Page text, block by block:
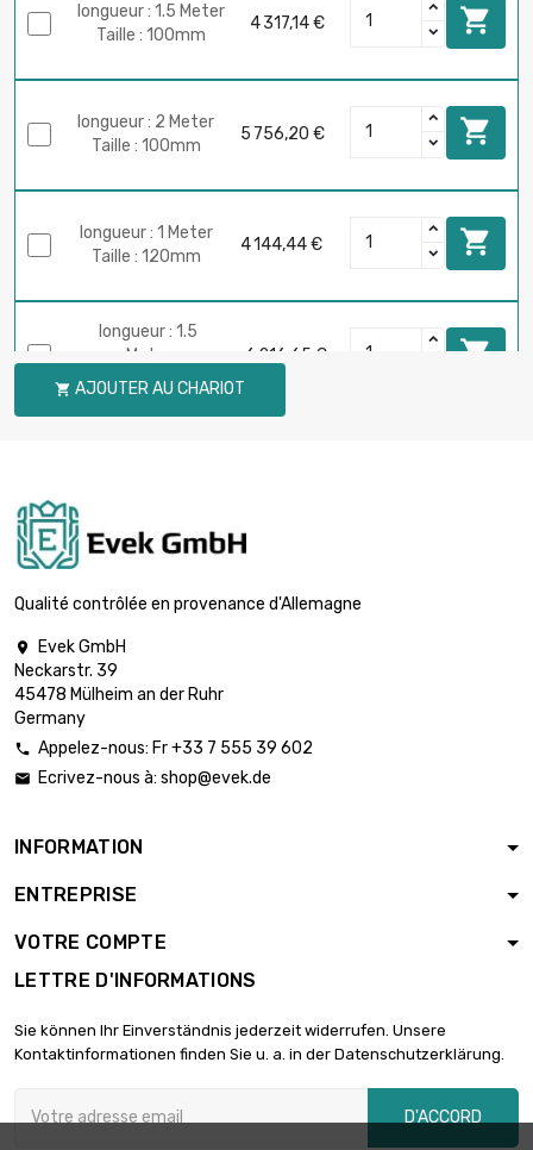
longueur : 1.5 Meter
Taille : 100mm
4 317,14 € 
longueur : 2 Meter
Taille : 100mm
5 756,20 € 
longueur : 1 Meter
Taille : 120mm
4 144,44 € 
longueur : 1.5
Meter
Taille : 120mm
6 216,65 € 
 AJOUTER AU CHARIOT
Qualité contrôlée en provenance d'Allemagne

Evek GmbH
Neckarstr. 39
45478 Mülheim an der Ruhr
Germany
 Appelez-nous: Fr +33 7 555 39 602
 Ecrivez-nous à: shop@evek.de
INFORMATION
ENTREPRISE
VOTRE COMPTE
LETTRE D'INFORMATIONS
Sie können Ihr Einverständnis jederzeit widerrufen. Unsere
Kontaktinformationen finden Sie u. a. in der Datenschutzerklärung.
D'ACCORD